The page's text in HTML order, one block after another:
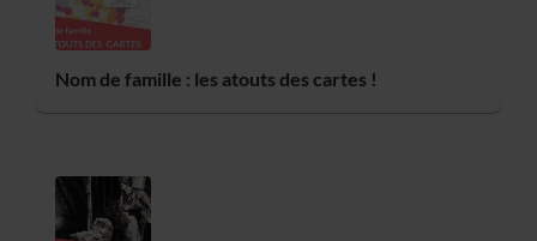
Nom de famille : les atouts des cartes !